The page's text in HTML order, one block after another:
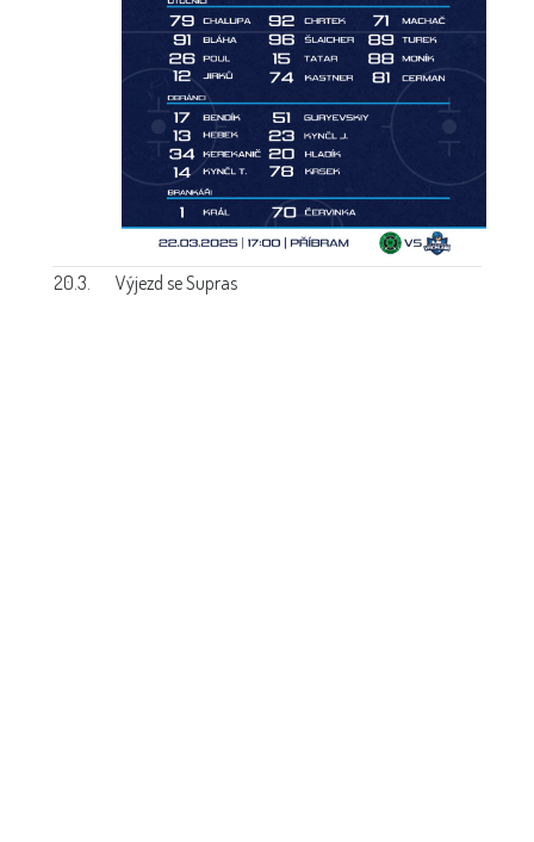
20.3. Výjezd se Supras